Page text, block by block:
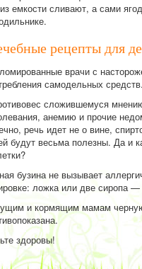
емкости сливают, а сами
рецепты для
врачи с
самодельных
сложившемуся
анемию и прочие
речь идет не о вине,
будут весьма полезны. Да и
бузина не вызывает
ложка или две сиропа —
и кормящим мамам черную
здоровы!